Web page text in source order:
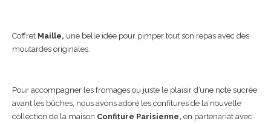
Coffret Maille, une belle idée pour pimper tout son repas avec des
moutardes originales.
Pour accompagner les fromages ou juste le plaisir d’une note sucrée
avant les bûches, nous avons adoré les confitures de la nouvelle
collection de la maison Confiture Parisienne, en partenariat avec